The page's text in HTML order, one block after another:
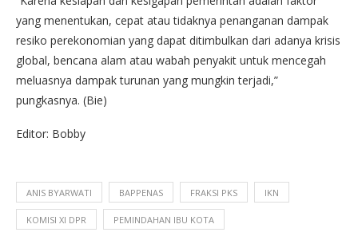
yang menentukan, cepat atau tidaknya penanganan dampak
resiko perekonomian yang dapat ditimbulkan dari adanya krisis
global, bencana alam atau wabah penyakit untuk mencegah
meluasnya dampak turunan yang mungkin terjadi,”
pungkasnya. (Bie)
Editor: Bobby
ANIS BYARWATI BAPPENAS FRAKSI PKS IKN
KOMISI XI DPR PEMINDAHAN IBU KOTA